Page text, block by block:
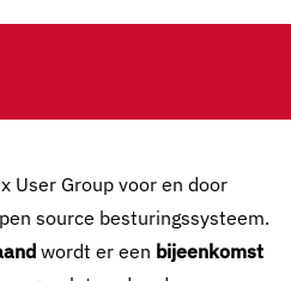
User Group voor en door
source besturingssysteem.
wordt er een bijeenkomst